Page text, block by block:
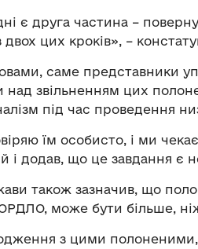
є друга частина –
двох цих кроків», –
саме представники
над звільненням цих
під час проведення
їм особисто, і ми
і додав, що це завдання є
також зазначив, що
може бути більше,
з цими полоненими,